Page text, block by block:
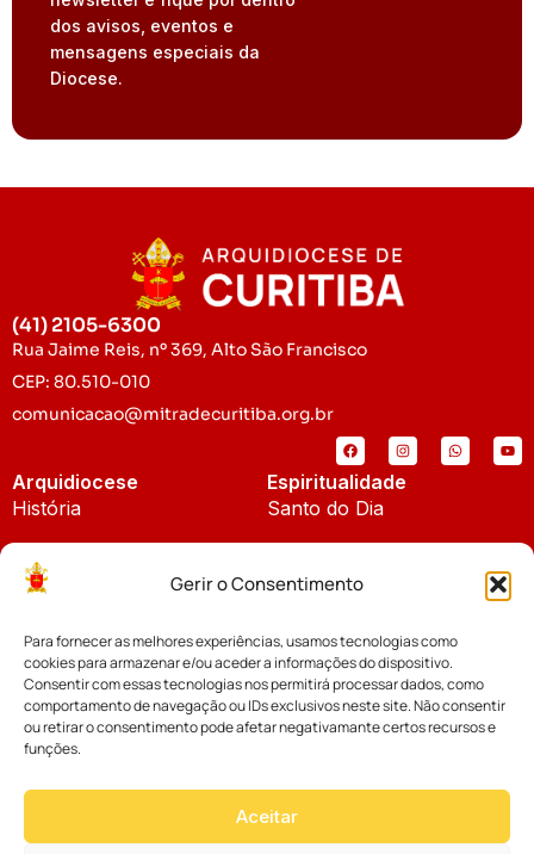
Gerir o Consentimento
Para fornecer as melhores experiências, usamos tecnologias como
cookies para armazenar e/ou aceder a informações do dispositivo.
Consentir com essas tecnologias nos permitirá processar dados, como
comportamento de navegação ou IDs exclusivos neste site. Não consentir
ou retirar o consentimento pode afetar negativamante certos recursos e
funções.
Aceitar
dos avisos, eventos e
mensagens especiais da
Diocese.
(41) 2105-6300
Rua Jaime Reis, nº 369, Alto São Francisco
CEP: 80.510-010
comunicacao@mitradecuritiba.org.br
Arquidiocese
História
Padroeira
Espiritualidade
Santo do Dia
Notícias
Notícias da Arquidiocese
Notícias Cáritas
Palavra dos Bispos
Cúria Diocesana
Fundo Diocesano
Vicariatos da Educação